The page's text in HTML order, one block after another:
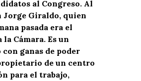
al Congreso. Al
Jorge Giraldo, quien
pasada era el
Cámara. Es un
ganas de poder
de un centro
para el trabajo,